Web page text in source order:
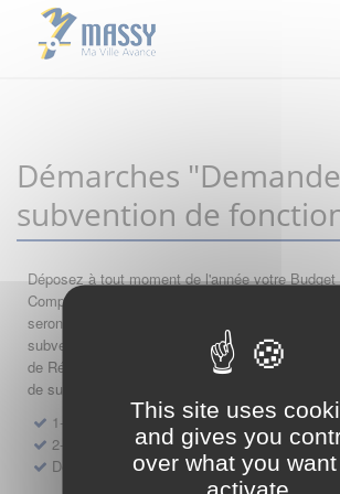
Démarches
subvention de
Déposez à tout moment de l'année votre
Compte de Résultat : si leur année comptable
seront automatiquement réutilisés lors de vos
subvention. Par conséquent merci de saisir
de Résultat, votre Budget Prévisionnel, et de
de subvention.
1- Dépôt de Compte de Résultat de
2- Dépôt de Budget Prévisionnel de
Demande de subvention de fonctionnement
This site uses
and gives you
over what you
activate